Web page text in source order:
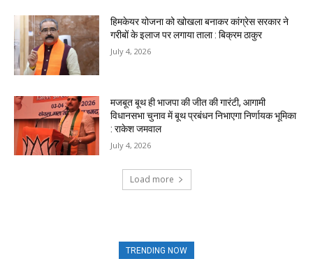
हिमकेयर योजना को खोखला बनाकर कांग्रेस सरकार ने
गरीबों के इलाज पर लगाया ताला : बिक्रम ठाकुर
July 4, 2026
मजबूत बूथ ही भाजपा की जीत की गारंटी, आगामी
विधानसभा चुनाव में बूथ प्रबंधन निभाएगा निर्णायक भूमिका
: राकेश जमवाल
July 4, 2026
Load more